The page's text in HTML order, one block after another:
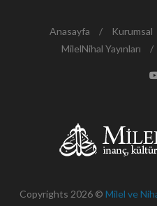
Copyrights 2026 © Milel ve
Anasayfa / Kurumsal
MilelNihal Yayınları
/